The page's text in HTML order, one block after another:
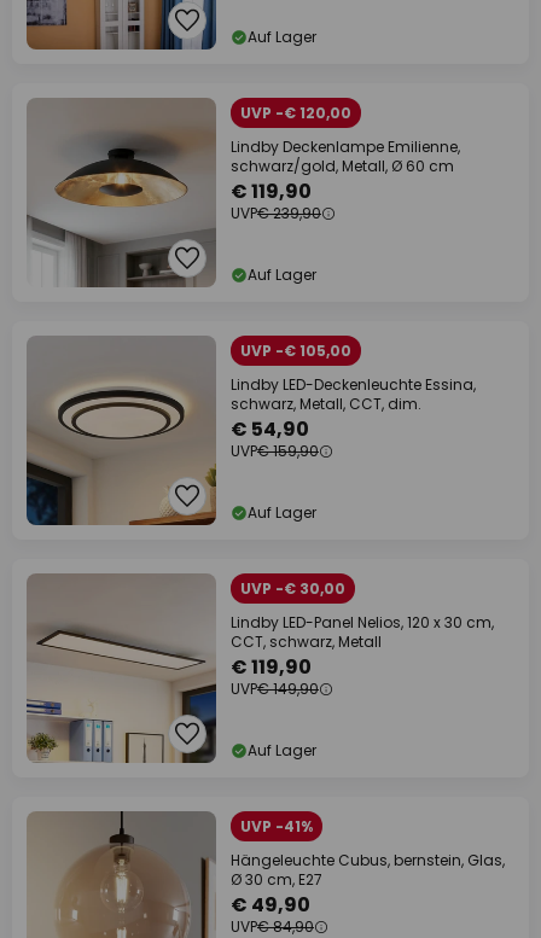
Auf Lager
UVP -€ 120,00
Lindby Deckenlampe Emilienne,
schwarz/gold, Metall, Ø 60 cm
€ 119,90
UVP€ 239,90
Auf Lager
UVP -€ 105,00
Lindby LED-Deckenleuchte Essina,
schwarz, Metall, CCT, dim.
€ 54,90
UVP€ 159,90
Auf Lager
UVP -€ 30,00
Lindby LED-Panel Nelios, 120 x 30 cm,
CCT, schwarz, Metall
€ 119,90
UVP€ 149,90
Auf Lager
UVP -41%
Hängeleuchte Cubus, bernstein, Glas,
Ø 30 cm, E27
€ 49,90
UVP€ 84,90